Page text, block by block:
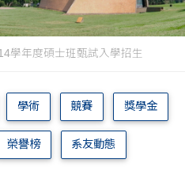
學年度碩士班甄試入學招生
學術 競賽 獎學金
榮譽榜 系友動態